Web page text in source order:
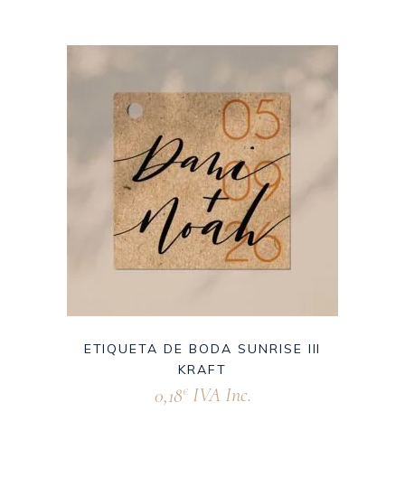
ETIQUETA DE BODA SUNRISE III
KRAFT
0,18€ IVA Inc.